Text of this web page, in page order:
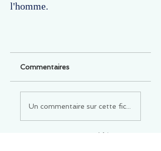
l'homme.
Commentaires
Un commentaire sur cette fiche ou cet
Partagez vos idées